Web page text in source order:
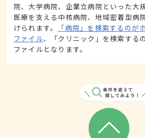
院、大学病院、企業立病院といった大
医療を支える中核病院、地域密着型病
けられます。
「病院」を検索するのが
ファイル、「クリニック」を検索する
ファイルとなります。